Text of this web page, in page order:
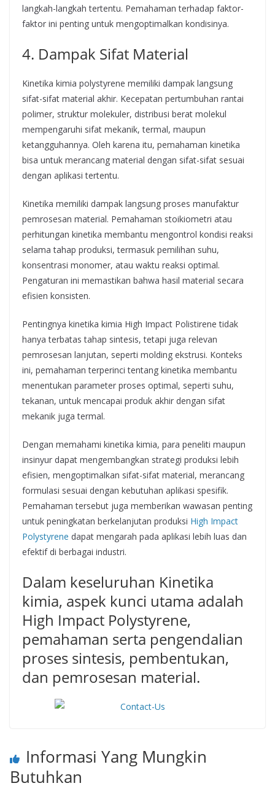
langkah-langkah tertentu. Pemahaman terhadap faktor-
faktor ini penting untuk mengoptimalkan kondisinya.
4. Dampak Sifat Material
Kinetika kimia polystyrene memiliki dampak langsung
sifat-sifat material akhir. Kecepatan pertumbuhan rantai
polimer, struktur molekuler, distribusi berat molekul
mempengaruhi sifat mekanik, termal, maupun
ketangguhannya. Oleh karena itu, pemahaman kinetika
bisa untuk merancang material dengan sifat-sifat sesuai
dengan aplikasi tertentu.
Kinetika memiliki dampak langsung proses manufaktur
pemrosesan material. Pemahaman stoikiometri atau
perhitungan kinetika membantu mengontrol kondisi reaksi
selama tahap produksi, termasuk pemilihan suhu,
konsentrasi monomer, atau waktu reaksi optimal.
Pengaturan ini memastikan bahwa hasil material secara
efisien konsisten.
Pentingnya kinetika kimia High Impact Polistirene tidak
hanya terbatas tahap sintesis, tetapi juga relevan
pemrosesan lanjutan, seperti molding ekstrusi. Konteks
ini, pemahaman terperinci tentang kinetika membantu
menentukan parameter proses optimal, seperti suhu,
tekanan, untuk mencapai produk akhir dengan sifat
mekanik juga termal.
Dengan memahami kinetika kimia, para peneliti maupun
insinyur dapat mengembangkan strategi produksi lebih
efisien, mengoptimalkan sifat-sifat material, merancang
formulasi sesuai dengan kebutuhan aplikasi spesifik.
Pemahaman tersebut juga memberikan wawasan penting
untuk peningkatan berkelanjutan produksi High Impact
Polystyrene dapat mengarah pada aplikasi lebih luas dan
efektif di berbagai industri.
Dalam keseluruhan Kinetika
kimia, aspek kunci utama adalah
High Impact Polystyrene,
pemahaman serta pengendalian
proses sintesis, pembentukan,
dan pemrosesan material.
Informasi Yang Mungkin
Butuhkan